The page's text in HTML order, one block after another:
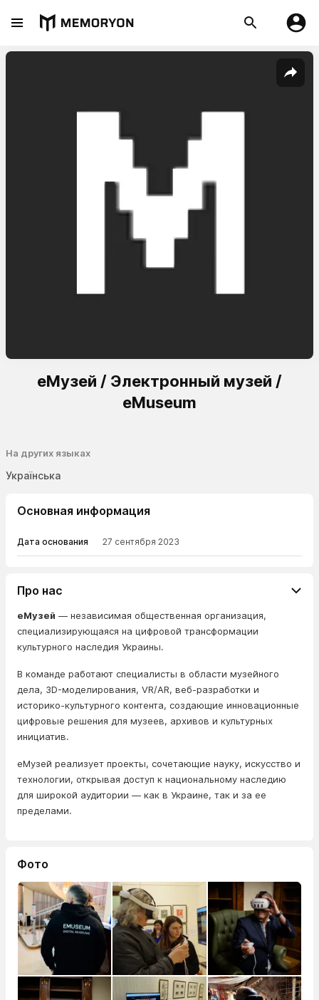
eМузей / Электронный музей /
eMuseum
На других языках
Українська
Основная информация
Дата основания 27 сентября 2023
Про нас
еМузей — независимая общественная организация,
специализирующаяся на цифровой трансформации
культурного наследия Украины.
В команде работают специалисты в области музейного
дела, 3D-моделирования, VR/AR, веб-разработки и
историко-культурного контента, создающие инновационные
цифровые решения для музеев, архивов и культурных
инициатив.
еМузей реализует проекты, сочетающие науку, искусство и
технологии, открывая доступ к национальному наследию
для широкой аудитории — как в Украине, так и за ее
пределами.
Фото